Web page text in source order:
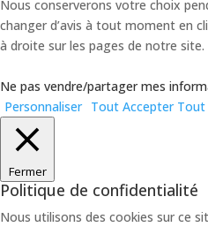
Nous conserverons votre choix
changer d’avis à tout moment en
à droite sur les pages de notre site.
Ne pas vendre/partager mes
Personnaliser Tout Accepter Tout
Fermer
Politique de confidentialité
Nous utilisons des cookies sur ce